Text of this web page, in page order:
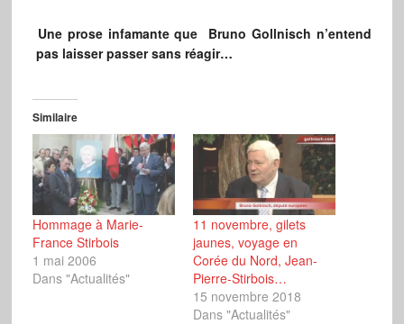
Une prose infamante que Bruno Gollnisch n’entend
pas laisser passer sans réagir…
Similaire
Hommage à Marie-
France Stirbois
1 mai 2006
Dans "Actualités"
11 novembre, gilets
jaunes, voyage en
Corée du Nord, Jean-
Pierre-Stirbois…
15 novembre 2018
Dans "Actualités"